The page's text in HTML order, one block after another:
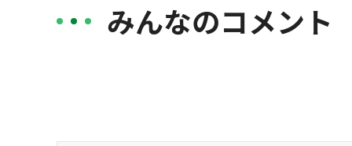
みんなのコメント